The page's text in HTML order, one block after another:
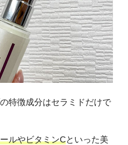
特徴成分はセラミドだけで
ルやビタミンCといった美